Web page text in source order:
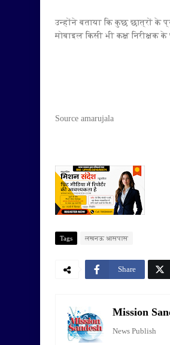
उन्होंने बताया कि कुछ छात्रों के
मोबाइल किसी भी कक्ष निरीक्षक
Source amarujala
Tags लखनऊ आसपास
Share
Mission
News Publish